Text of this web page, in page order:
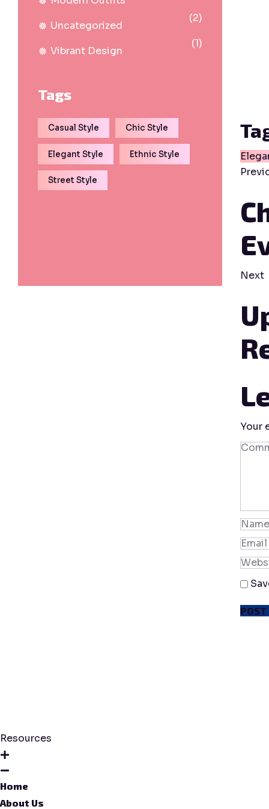
Next
Your
Uncategorized
(2)
Vibrant Design
(1)
Tags
Casual Style Chic Style
Elegant Style Ethnic Style
Street Style
Resources
Home
About Us